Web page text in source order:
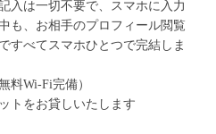
入は一切不要で、スマホに入力
も、お相手のプロフィール閲覧
すべてスマホひとつで完結しま
料Wi-Fi完備）
トをお貸しいたします